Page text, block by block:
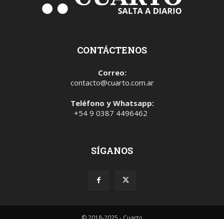
CONTÁCTENOS
Correo:
contacto@cuarto.com.ar
Teléfono y Whatsapp:
+54 9 0387 4496462
SÍGANOS